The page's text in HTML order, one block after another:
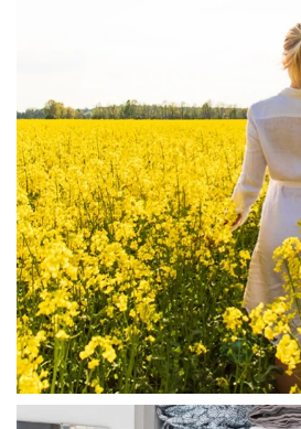
linliving